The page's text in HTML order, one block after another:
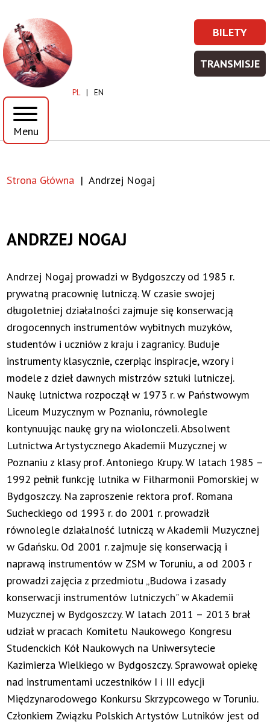
Andrzej
Nogaj
Toruńska
Orkiestra
Symfoniczna
treści
menu
PL EN
Menu
Prawe
Top
Menu
BILETY
BILETY
-
WIĘCEJ
TRANSMISJE
Strona Główna Andrzej Nogaj
ANDRZEJ NOGAJ
Andrzej Nogaj prowadzi w Bydgoszczy od 1985 r.
prywatną pracownię lutniczą. W czasie swojej
długoletniej działalności zajmuje się konserwacją
drogocennych instrumentów wybitnych muzyków,
studentów i uczniów z kraju i zagranicy. Buduje
instrumenty klasycznie, czerpiąc inspiracje, wzory i
modele z dzieł dawnych mistrzów sztuki lutniczej.
Naukę lutnictwa rozpoczął w 1973 r. w Państwowym
Liceum Muzycznym w Poznaniu, równolegle
kontynuując naukę gry na wiolonczeli. Absolwent
Lutnictwa Artystycznego Akademii Muzycznej w
Poznaniu z klasy prof. Antoniego Krupy. W latach 1985 –
1992 pełnił funkcję lutnika w Filharmonii Pomorskiej w
Bydgoszczy. Na zaproszenie rektora prof. Romana
Sucheckiego od 1993 r. do 2001 r. prowadził
równolegle działalność lutniczą w Akademii Muzycznej
w Gdańsku. Od 2001 r. zajmuje się konserwacją i
naprawą instrumentów w ZSM w Toruniu, a od 2003 r
prowadzi zajęcia z przedmiotu „Budowa i zasady
konserwacji instrumentów lutniczych" w Akademii
Muzycznej w Bydgoszczy. W latach 2011 – 2013 brał
udział w pracach Komitetu Naukowego Kongresu
Studenckich Kół Naukowych na Uniwersytecie
Kazimierza Wielkiego w Bydgoszczy. Sprawował opiekę
nad instrumentami uczestników I i III edycji
Międzynarodowego Konkursu Skrzypcowego w Toruniu.
Członkiem Związku Polskich Artystów Lutników jest od